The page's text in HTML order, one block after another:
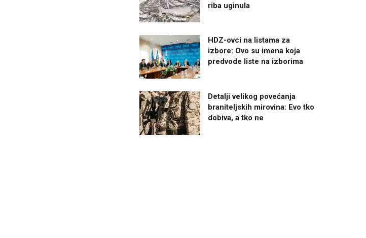
riba uginula
HDZ-ovci na listama za
izbore: Ovo su imena koja
predvode liste na izborima
Detalji velikog povećanja
braniteljskih mirovina: Evo tko
dobiva, a tko ne